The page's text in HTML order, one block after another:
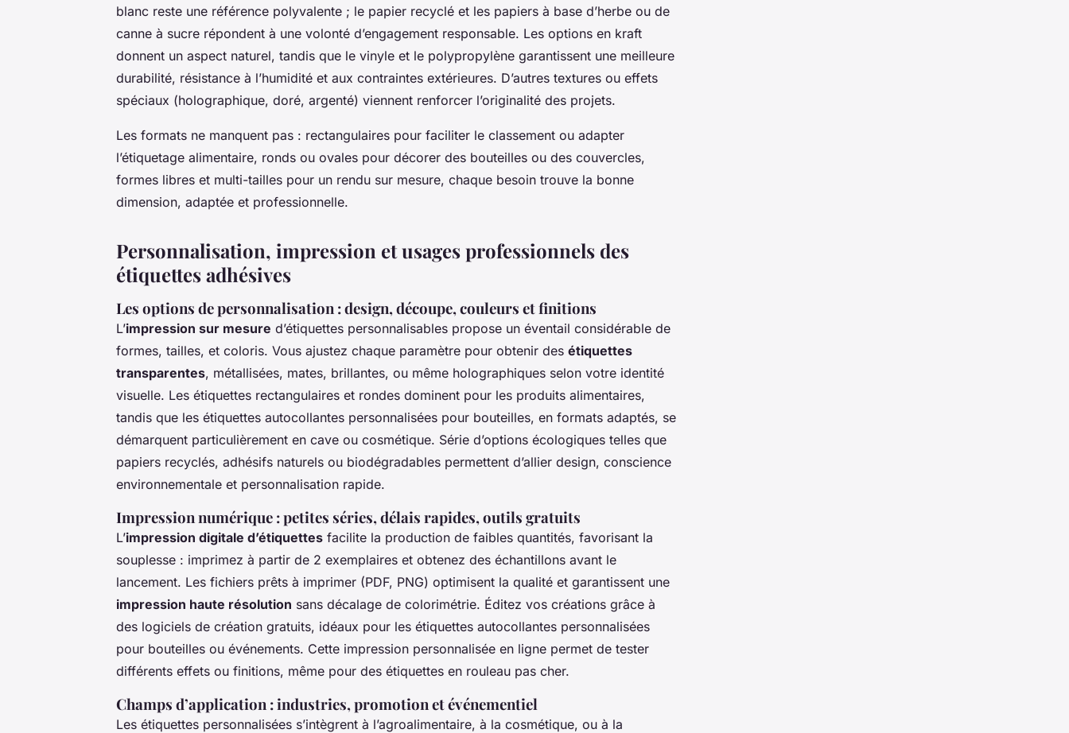
blanc reste une référence polyvalente ; le papier recyclé et les papiers à base d’herbe ou de
canne à sucre répondent à une volonté d’engagement responsable. Les options en kraft
donnent un aspect naturel, tandis que le vinyle et le polypropylène garantissent une meilleure
durabilité, résistance à l’humidité et aux contraintes extérieures. D’autres textures ou effets
spéciaux (holographique, doré, argenté) viennent renforcer l’originalité des projets.
Les formats ne manquent pas : rectangulaires pour faciliter le classement ou adapter
l’étiquetage alimentaire, ronds ou ovales pour décorer des bouteilles ou des couvercles,
formes libres et multi-tailles pour un rendu sur mesure, chaque besoin trouve la bonne
dimension, adaptée et professionnelle.
Personnalisation, impression et usages professionnels des
étiquettes adhésives
Les options de personnalisation : design, découpe, couleurs et finitions
L’impression sur mesure d’étiquettes personnalisables propose un éventail considérable de
formes, tailles, et coloris. Vous ajustez chaque paramètre pour obtenir des étiquettes
transparentes, métallisées, mates, brillantes, ou même holographiques selon votre identité
visuelle. Les étiquettes rectangulaires et rondes dominent pour les produits alimentaires,
tandis que les étiquettes autocollantes personnalisées pour bouteilles, en formats adaptés, se
démarquent particulièrement en cave ou cosmétique. Série d’options écologiques telles que
papiers recyclés, adhésifs naturels ou biodégradables permettent d’allier design, conscience
environnementale et personnalisation rapide.
Impression numérique : petites séries, délais rapides, outils gratuits
L’impression digitale d’étiquettes facilite la production de faibles quantités, favorisant la
souplesse : imprimez à partir de 2 exemplaires et obtenez des échantillons avant le
lancement. Les fichiers prêts à imprimer (PDF, PNG) optimisent la qualité et garantissent une
impression haute résolution sans décalage de colorimétrie. Éditez vos créations grâce à
des logiciels de création gratuits, idéaux pour les étiquettes autocollantes personnalisées
pour bouteilles ou événements. Cette impression personnalisée en ligne permet de tester
différents effets ou finitions, même pour des étiquettes en rouleau pas cher.
Champs d’application : industries, promotion et événementiel
Les étiquettes personnalisées s’intègrent à l’agroalimentaire, à la cosmétique, ou à la